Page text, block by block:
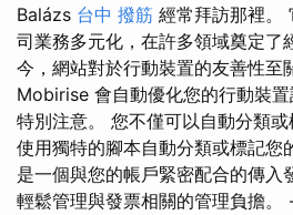
Balázs 台中 撥筋 經常拜訪那裡。
司業務多元化，在許多領域奠定了
今，網站對於行動裝置的友善性至
Mobirise 會自動優化您的行動裝
特別注意。 您不僅可以自動分類
使用獨特的腳本自動分類或標記您
是一個與您的帳戶緊密配合的傳入
輕鬆管理與發票相關的管理負擔。